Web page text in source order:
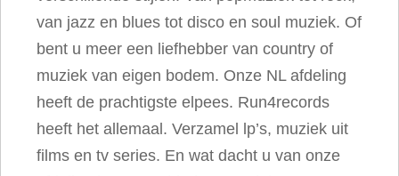
van jazz en blues tot disco en soul muziek. Of
bent u meer een liefhebber van country of
muziek van eigen bodem. Onze NL afdeling
heeft de prachtigste elpees. Run4records
heeft het allemaal. Verzamel lp’s, muziek uit
films en tv series. En wat dacht u van onze